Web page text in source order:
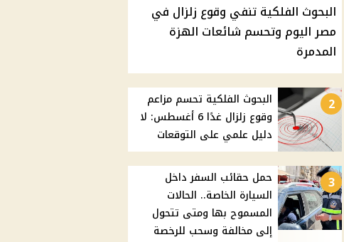
البحوث الفلكية تنفي وقوع زلزال في
مصر اليوم وتحسم شائعات الهزة
المدمرة
2
البحوث الفلكية تحسم مزاعم
وقوع زلزال غدًا 6 أغسطس: لا
دليل علمي على التوقعات
3
حمل حقائب السفر داخل
السيارة الخاصة.. الحالات
المسموح بها ومتى تتحول
إلى مخالفة وسحب للرخصة